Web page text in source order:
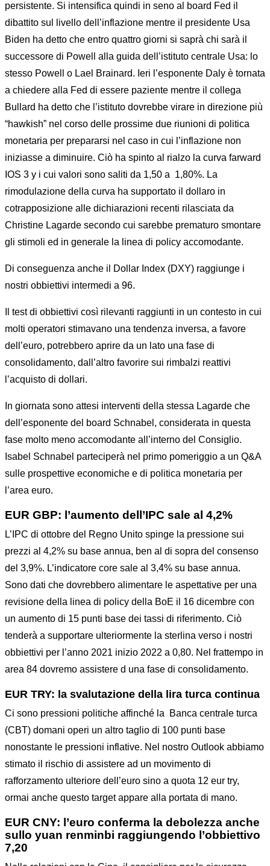
persistente. Si intensifica quindi in seno al board Fed il
dibattito sul livello dell’inflazione mentre il presidente Usa
Biden ha detto che entro quattro giorni si saprà chi sarà il
successore di Powell alla guida dell’istituto centrale Usa: lo
stesso Powell o Lael Brainard. Ieri l’esponente Daly è tornata
a chiedere alla Fed di essere paziente mentre il collega
Bullard ha detto che l’istituto dovrebbe virare in direzione più
“hawkish” nel corso delle prossime due riunioni di politica
monetaria per prepararsi nel caso in cui l’inflazione non
iniziasse a diminuire. Ciò ha spinto al rialzo la curva farward
IOS 3 y i cui valori sono saliti da 1,50 a 1,80%. La
rimodulazione della curva ha supportato il dollaro in
cotrapposizione alle dichiarazioni recenti rilasciata da
Christine Lagarde secondo cui sarebbe prematuro smontare
gli stimoli ed in generale la linea di policy accomodante.
Di conseguenza anche il Dollar Index (DXY) raggiunge i
nostri obbiettivi intermedi a 96.
Il test di obbiettivi così rilevanti raggiunti in un contesto in cui
molti operatori stimavano una tendenza inversa, a favore
dell’euro, potrebbero aprire da un lato una fase di
consolidamento, dall’altro favorire sui rimbalzi reattivi
l’acquisto di dollari.
In giornata sono attesi interventi della stessa Lagarde che
dell’esponente del board Schnabel, considerata in questa
fase molto meno accomodante all’interno del Consiglio.
Isabel Schnabel parteciperà nel primo pomeriggio a un Q&A
sulle prospettive economiche e di politica monetaria per
l’area euro.
EUR GBP: l’aumento dell’IPC sale al 4,2%
L’IPC di ottobre del Regno Unito spinge la pressione sui
prezzi al 4,2% su base annua, ben al di sopra del consenso
del 3,9%. L’indicatore core sale al 3,4% su base annua.
Sono dati che dovrebbero alimentare le aspettative per una
revisione della linea di policy della BoE il 16 dicembre con
un aumento di 15 punti base dei tassi di riferimento. Ciò
tenderà a supportare ulteriormente la sterlina verso i nostri
obbiettivi per l’anno 2021 inizio 2022 a 0,80. Nel frattempo in
area 84 dovremo assistere d una fase di consolidamento.
EUR TRY: la svalutazione della lira turca continua
Ci sono pressioni politiche affinché la Banca centrale turca
(CBT) domani operi un altro taglio di 100 punti base
nonostante le pressioni inflative. Nel nostro Outlook abbiamo
stimato il rischio di assistere ad un movimento di
rafforzamento ulteriore dell’euro sino a quota 12 eur try,
ormai anche questo target appare alla portata di mano.
EUR CNY: l’euro conferma la debolezza anche
sullo yuan renminbi raggiungendo l’obbiettivo
7,20